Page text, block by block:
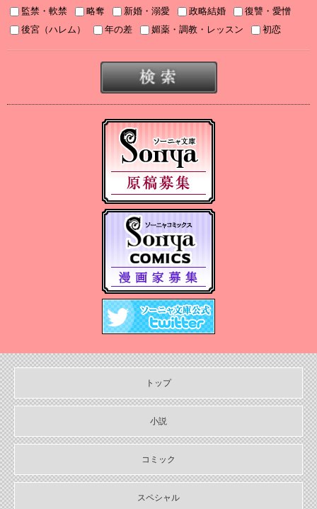
2025/08/05
2025年８月刊電子書籍配信のお知らせ
2025年７月刊電子書籍配信のお知らせ
2025年５月刊電子書籍配信のお知らせ
2025年４月刊電子書籍配信のお知らせ
2025年３月刊電子書籍配信のお知らせ
【Sonyaコミックス 電子書店配信開始】悪人の恋１、みそっかす
2024年12月刊電子書籍配信のお知らせ
【11月６日発売】Sonyaコミックス『悪人の恋1』『みそっかす王女
の結婚事情1』特典情報
2024/10/29
【11月上旬〜12月上旬】Sonyaコミックス４周年フェア特典情報
2024/10/29
【期間限定無料配信！】Sonyaコミックス【単話お試し読み合本
版】
2024/10/04
監禁・軟禁
略奪 新婚・溺愛 政略結婚
復讐・愛憎
後宮（ハレム）
年の差 媚薬・調教・レッスン 初恋
トップ
小説
コミック
スペシャル